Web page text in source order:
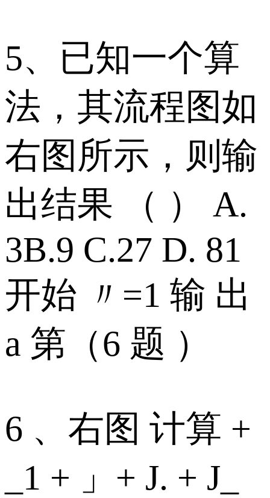
5、已知一个算
法，其流程图如
右图所示，则输
出结果 （ ） A.
3B.9 C.27 D. 81
开始 〃=1 输 出
a 第（6 题 ）
6 、右图 计算 +
_1 + 」+ J. + J_